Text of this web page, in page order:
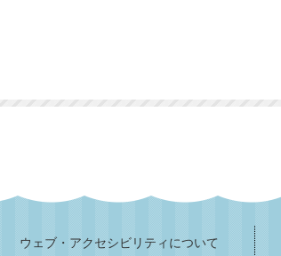
ウェブ・アクセシビリティについて